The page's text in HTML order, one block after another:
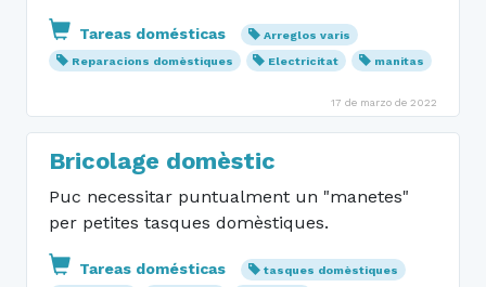
Tareas domésticas
Arreglos varis
Reparacions domèstiques
Electricitat manitas
17 de marzo de 2022
Bricolage domèstic
Puc necessitar puntualment un "manetes"
per petites tasques domèstiques.
Tareas domésticas
tasques domèstiques